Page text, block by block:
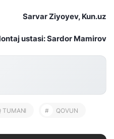
Sarvar Ziyoyev, Kun.uz
ustasi: Sardor Mamirov
TUMANI # QOVUN